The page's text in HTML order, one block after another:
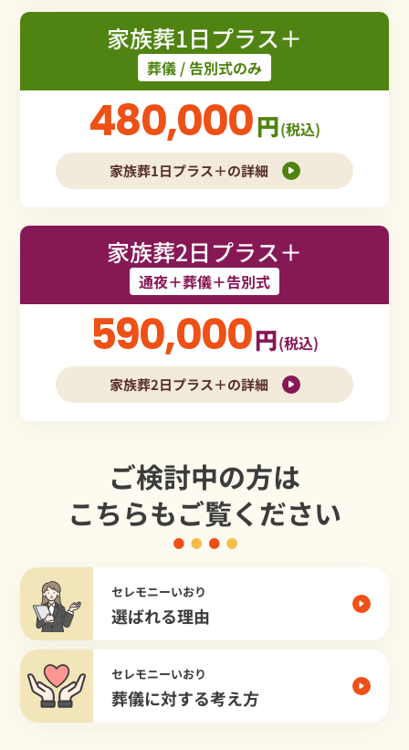
家族葬1日プラス＋
葬儀 / 告別式のみ
480,000円(税込)
家族葬1日プラス＋の詳細
家族葬2日プラス＋
通夜＋葬儀＋告別式
590,000円(税込)
家族葬2日プラス＋の詳細
ご検討中の方は
こちらもご覧ください
セレモニーいおり
選ばれる理由
セレモニーいおり
葬儀に対する考え方